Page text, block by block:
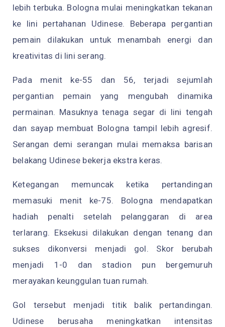
lebih terbuka. Bologna mulai meningkatkan tekanan
ke lini pertahanan Udinese. Beberapa pergantian
pemain dilakukan untuk menambah energi dan
kreativitas di lini serang.
Pada menit ke-55 dan 56, terjadi sejumlah
pergantian pemain yang mengubah dinamika
permainan. Masuknya tenaga segar di lini tengah
dan sayap membuat Bologna tampil lebih agresif.
Serangan demi serangan mulai memaksa barisan
belakang Udinese bekerja ekstra keras.
Ketegangan memuncak ketika pertandingan
memasuki menit ke-75. Bologna mendapatkan
hadiah penalti setelah pelanggaran di area
terlarang. Eksekusi dilakukan dengan tenang dan
sukses dikonversi menjadi gol. Skor berubah
menjadi 1-0 dan stadion pun bergemuruh
merayakan keunggulan tuan rumah.
Gol tersebut menjadi titik balik pertandingan.
Udinese berusaha meningkatkan intensitas